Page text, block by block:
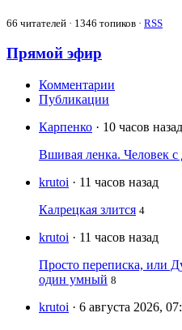
66 читателей · 1346 топиков · RSS
Прямой эфир
Комментарии
Публикации
Карпенко · 10 часов назад
Вшивая ленка. Человек
krutoi · 11 часов назад
Калрецкая злится 4
krutoi · 11 часов назад
Просто переписка, или
один умный 8
krutoi · 6 августа 2026,